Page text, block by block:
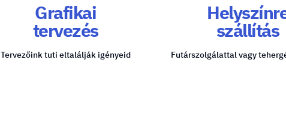
Grafikai
tervezés
Tervezőink tuti eltalálják igényeid
szállítás
Futárszolgálattal vagy